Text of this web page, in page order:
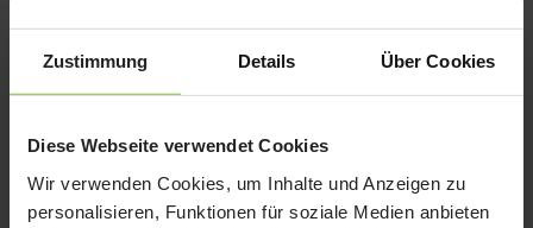
Zustimmung Details Über Cookies
Diese Webseite verwendet Cookies
Wir verwenden Cookies, um Inhalte und Anzeigen zu
personalisieren, Funktionen für soziale Medien anbieten
(1) Die Batterielaufzeit variiert abhängig von
unter www.apple.com/de/batteries.
(2) Die Verfügbarkeit der einzelnen Supportoptionen
ist abhängig vom Land, in dem der Service angefragt